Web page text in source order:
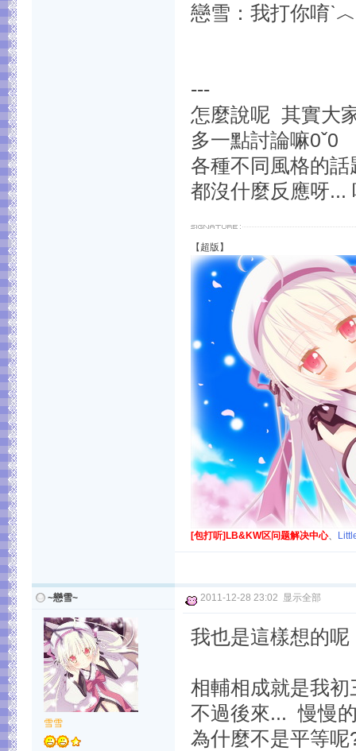
戀雪：我打你唷
---
怎麼說呢 其實大
多一點討論嘛0ˇ0
各種不同風格的
都沒什麼反應呀...
【超版】
[包打听]LB&KW区问题解决中心、
~戀雪~
雪雪
2011-12-28 23:02 显示全部
我也是這樣想的
相輔相成就是我初
不過後來... 慢慢
為什麼不是平等呢